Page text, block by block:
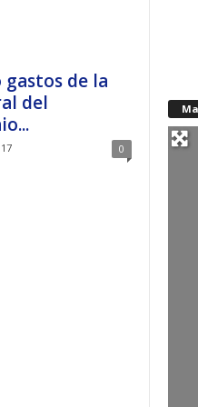
gastos de la
del
0